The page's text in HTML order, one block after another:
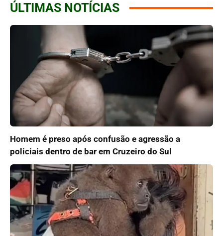
ÚLTIMAS NOTÍCIAS
Homem é preso após confusão e agressão a
policiais dentro de bar em Cruzeiro do Sul